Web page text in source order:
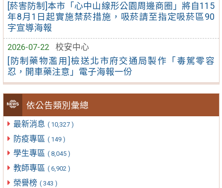
[菸害防制]本市「心中山線形公園周邊商圈」將自115
年8月1日起實施禁菸措施，吸菸請至指定吸菸區90
字宣導海報
2026-07-22
校安中心
[防制藥物濫用]檢送北市府交通局製作「毒駕零容
忍，開車藥注意」電子海報一份
依公告類別彙總
最新消息 ( 10,327 )
防疫專區 ( 149 )
學生專區 ( 8,045 )
教師專區 ( 6,902 )
榮譽榜 ( 343 )